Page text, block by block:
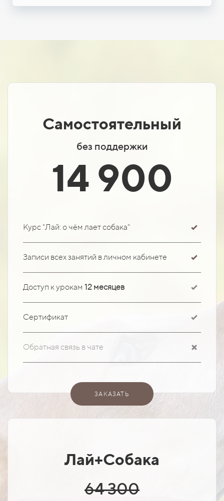
Самостоятельный
без поддержки
14 900
Курс "Лай: о чём лает собака"
Записи всех занятий в личном кабинете
Доступ к урокам 12 месяцев
Сертификат
Обратная связь в чате
ЗАКАЗАТЬ
Лай+Собака
64 300